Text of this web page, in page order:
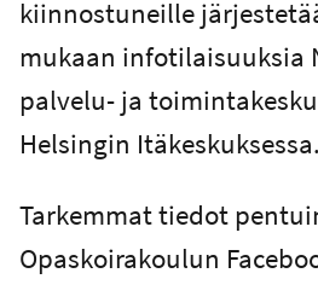
kiinnostuneille
mukaan infotilaisuuksia
palvelu- ja
Helsingin Itäkeskuksessa.
Tarkemmat tiedot
Opaskoirakoulun